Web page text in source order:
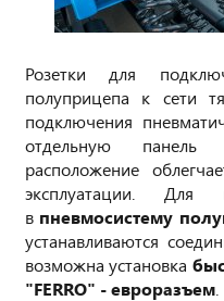
Розетки для
полуприцепа к сети
подключения
отдельную панель
расположение
эксплуатации. Для
в пневмосистему
устанавливаются
возможна установка
"FERRO" - евроразъем